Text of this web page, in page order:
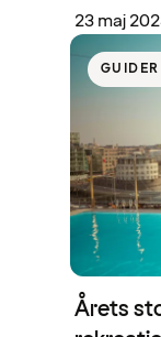
23 maj
Årets